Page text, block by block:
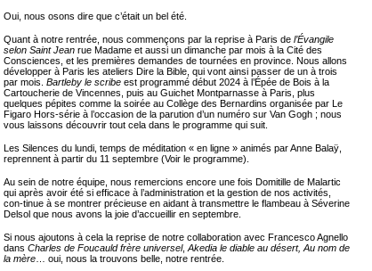
Oui, nous osons dire que c’était un bel été.
Quant à notre rentrée, nous commençons par la reprise à Paris de l’Évangile
selon Saint Jeanrue Madame et aussi un dimanche par mois à la Cité des
Consciences, et les premières demandes de tournées en province. Nous allons
développer à Paris les ateliers Dire la Bible, qui vont ainsi passer de un à trois
par mois. Bartleby le scribeest programmé début 2024 à l’Épée de Bois à la
Cartoucherie de Vincennes, puis au Guichet Montparnasse à Paris, plus
quelques pépites comme la soirée au Collège des Bernardins organisée par Le
Figaro Hors-série à l’occasion de la parution d’un numéro sur Van Gogh ; nous
vous laissons découvrir tout cela dans le programme qui suit.
Les Silences du lundi, temps de méditation « en ligne » animés par Anne Balaÿ,
reprennent à partir du 11 septembre (Voir le programme).
Au sein de notre équipe, nous remercions encore une fois Domitille de Malartic
qui après avoir été si efficace à l’administration et la gestion de nos activités,
con-tinue à se montrer précieuse en aidant à transmettre le flambeau à Séverine
Delsol que nous avons la joie d’accueillir en septembre.
Si nous ajoutons à cela la reprise de notre collaboration avec Francesco Agnello
dans Charles de Foucauld frère universel, Akedia le diable au désert, Au nom de
la mère… oui, nous la trouvons belle, notre rentrée.